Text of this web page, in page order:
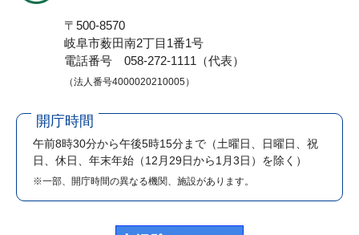
〒500-8570
岐阜市薮田南2丁目1番1号
電話番号 058-272-1111（代表）
（法人番号4000020210005）
開庁時間
午前8時30分から午後5時15分まで （土曜日、日曜日、祝
日、休日、年末年始（12月29日から1月3日）を除く）
※一部、開庁時間の異なる機関、施設があります。